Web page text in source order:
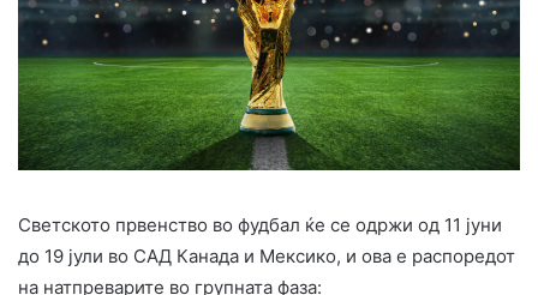
Светското првенство во фудбал ќе се одржи од 11 јуни
до 19 јули во САД Канада и Мексико, и ова е распоредот
на натпреварите во групната фаза: